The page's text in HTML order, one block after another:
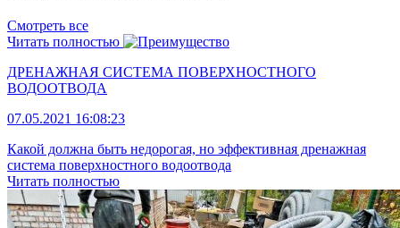
Смотреть все
Читать полностью
ДРЕНАЖНАЯ СИСТЕМА ПОВЕРХНОСТНОГО
ВОДООТВОДА
07.05.2021 16:08:23
Какой должна быть недорогая, но эффективная дренажная
система поверхностного водоотвода
Читать полностью